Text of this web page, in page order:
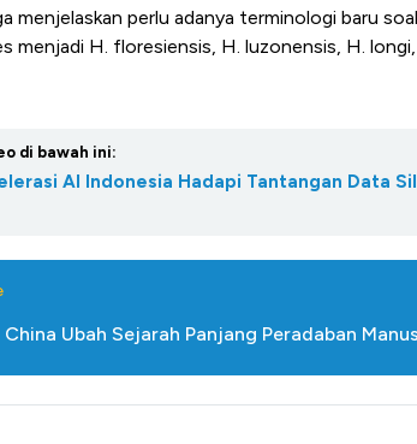
menjelaskan perlu adanya terminologi baru
menjadi H. floresiensis, H. luzonensis, H.
di bawah ini:
AI Indonesia Hadapi Tantangan Data
Ubah Sejarah Panjang Peradaban